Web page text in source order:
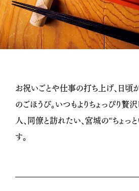
お祝いごとや仕事の打ち上げ、日頃
のごほうび。いつもよりちょっぴり贅
人、同僚と訪れたい、宮城の“ちょっ
す。